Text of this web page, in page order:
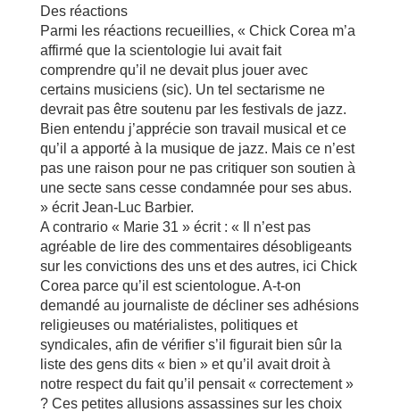
Des réactions
Parmi les réactions recueillies, « Chick Corea m’a
affirmé que la scientologie lui avait fait
comprendre qu’il ne devait plus jouer avec
certains musiciens (sic). Un tel sectarisme ne
devrait pas être soutenu par les festivals de jazz.
Bien entendu j’apprécie son travail musical et ce
qu’il a apporté à la musique de jazz. Mais ce n’est
pas une raison pour ne pas critiquer son soutien à
une secte sans cesse condamnée pour ses abus.
» écrit Jean-Luc Barbier.
A contrario « Marie 31 » écrit : « Il n’est pas
agréable de lire des commentaires désobligeants
sur les convictions des uns et des autres, ici Chick
Corea parce qu’il est scientologue. A-t-on
demandé au journaliste de décliner ses adhésions
religieuses ou matérialistes, politiques et
syndicales, afin de vérifier s’il figurait bien sûr la
liste des gens dits « bien » et qu’il avait droit à
notre respect du fait qu’il pensait « correctement »
? Ces petites allusions assassines sur les choix